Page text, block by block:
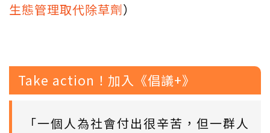
生態管理取代除草劑）
Take action！加入《倡議+》
「一個人為社會付出很辛苦，但一群人